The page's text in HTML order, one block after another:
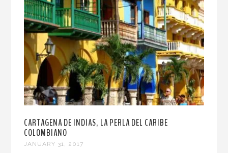
CARTAGENA DE INDIAS, LA PERLA DEL CARIBE
COLOMBIANO
JANUARY 31, 2017